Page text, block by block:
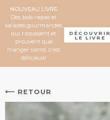
NOUVEAU LIVRE
Des bols-repas et
salades gourmandes
qui rassasient et
prouvent que
manger santé, c’est
délicieux!
DÉCOUVRIR
LE LIVRE
⟵ RETOUR